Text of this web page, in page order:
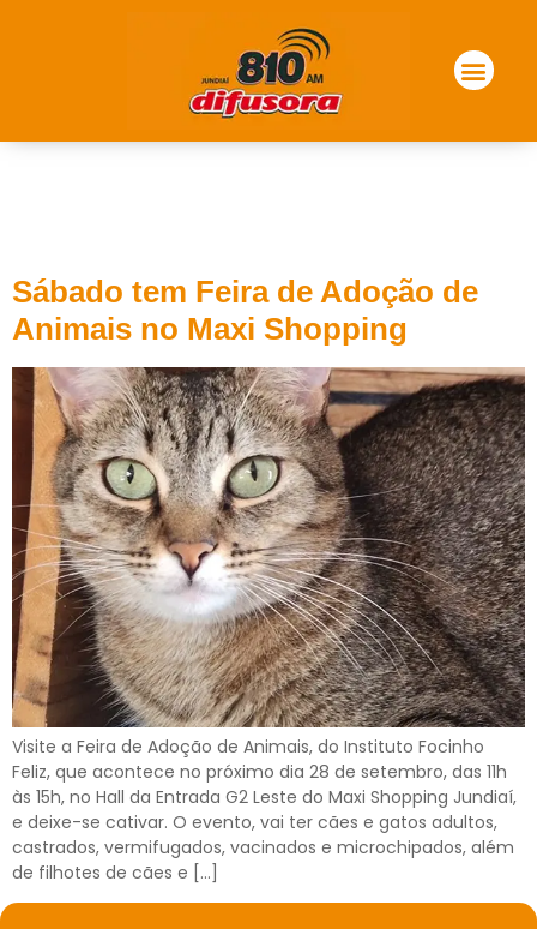
Sábado tem Feira de Adoção de
Animais no Maxi Shopping
Visite a Feira de Adoção de Animais, do Instituto Focinho
Feliz, que acontece no próximo dia 28 de setembro, das 11h
às 15h, no Hall da Entrada G2 Leste do Maxi Shopping Jundiaí,
e deixe-se cativar. O evento, vai ter cães e gatos adultos,
castrados, vermifugados, vacinados e microchipados, além
de filhotes de cães e […]